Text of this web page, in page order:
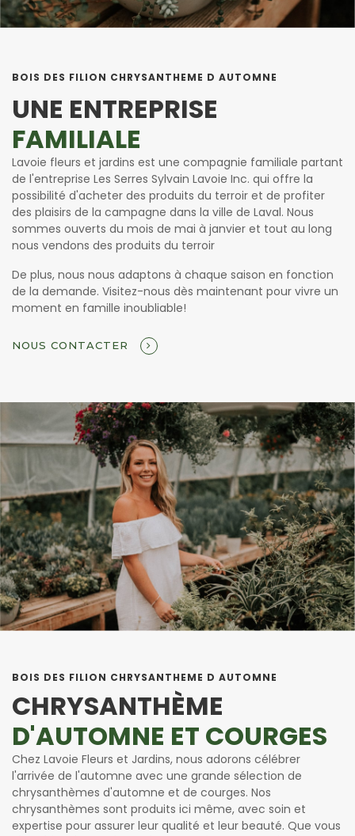
BOIS DES FILION CHRYSANTHEME D AUTOMNE
UNE ENTREPRISE
FAMILIALE
Lavoie fleurs et jardins est une compagnie familiale partant
de l'entreprise Les Serres Sylvain Lavoie Inc. qui offre la
possibilité d'acheter des produits du terroir et de profiter
des plaisirs de la campagne dans la ville de Laval. Nous
sommes ouverts du mois de mai à janvier et tout au long
nous vendons des produits du terroir
De plus, nous nous adaptons à chaque saison en fonction
de la demande. Visitez-nous dès maintenant pour vivre un
moment en famille inoubliable!
NOUS CONTACTER
BOIS DES FILION CHRYSANTHEME D AUTOMNE
CHRYSANTHÈME
D'AUTOMNE ET COURGES
Chez Lavoie Fleurs et Jardins, nous adorons célébrer
l'arrivée de l'automne avec une grande sélection de
chrysanthèmes d'automne et de courges. Nos
chrysanthèmes sont produits ici même, avec soin et
expertise pour assurer leur qualité et leur beauté. Que vous